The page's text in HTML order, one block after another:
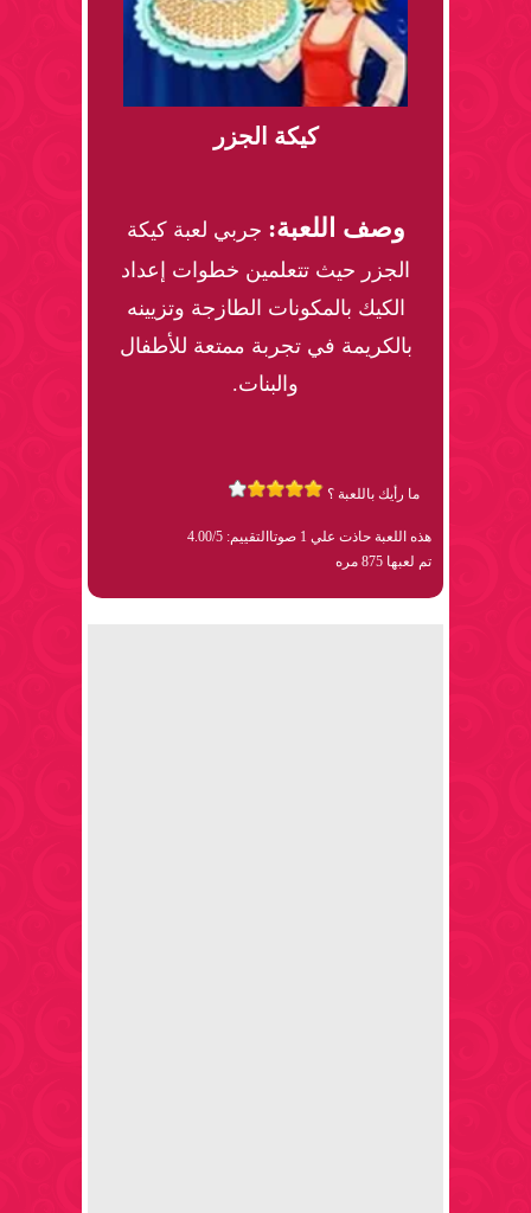
كيكة الجزر
وصف اللعبة: جربي لعبة كيكة
الجزر حيث تتعلمين خطوات إعداد
الكيك بالمكونات الطازجة وتزيينه
بالكريمة في تجربة ممتعة للأطفال
والبنات.
ما رأيك باللعبة ؟
هذه اللعبة حاذت علي 1 صوتا
التقييم: 4.00/5
تم لعبها 875 مره